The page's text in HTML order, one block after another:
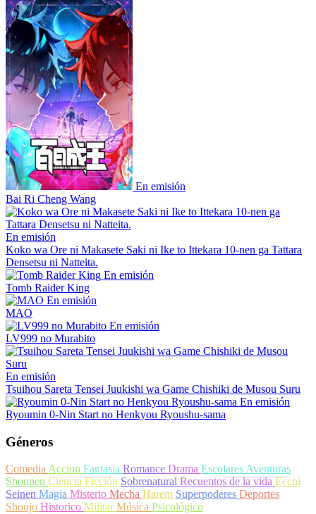
En emisión
Bai Ri Cheng Wang
En emisión
Koko wa Ore ni Makasete Saki ni Ike to Ittekara 10-nen ga Tattara
Densetsu ni Natteita.
En emisión
Tomb Raider King
En emisión
MAO
En emisión
LV999 no Murabito
En emisión
Tsuihou Sareta Tensei Juukishi wa Game Chishiki de Musou Suru
En emisión
Ryoumin 0-Nin Start no Henkyou Ryoushu-sama
Géneros
ComediaAccion Fantasia Romance Drama EscolaresAventuras
Shounen Ciencia Ficción Sobrenatural Recuentos de la vida Ecchi
Seinen Magia Misterio Mecha Harem Superpoderes Deportes
Shoujo Historico MilitarMúsica Psicológico